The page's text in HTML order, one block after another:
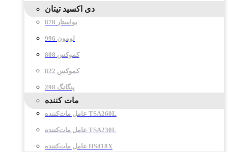
دی اکسید تیتان
878 بواستار
996 لومون
808 کموکس
822 کموکس
298 پنگانگ
مات کننده
عامل مات‌کننده TSA260L
عامل مات‌کننده TSA230L
عامل مات‌کننده HS418X